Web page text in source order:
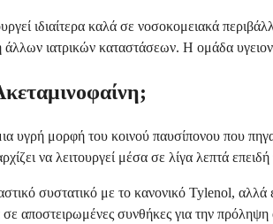
ιδιαίτερα καλά σε νοσοκομειακά
άλλων ιατρικών καταστάσεων. Η ομάδα
υγρή μορφή του κοινού παυσίπονου που
να λειτουργεί μέσα σε λίγα λεπτά
συστατικό με το κανονικό Tylenol,
αποστειρωμένες συνθήκες για την